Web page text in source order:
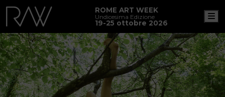
ROME ART WEEK
Undicesima Edizione
19-25 ottobre 2026